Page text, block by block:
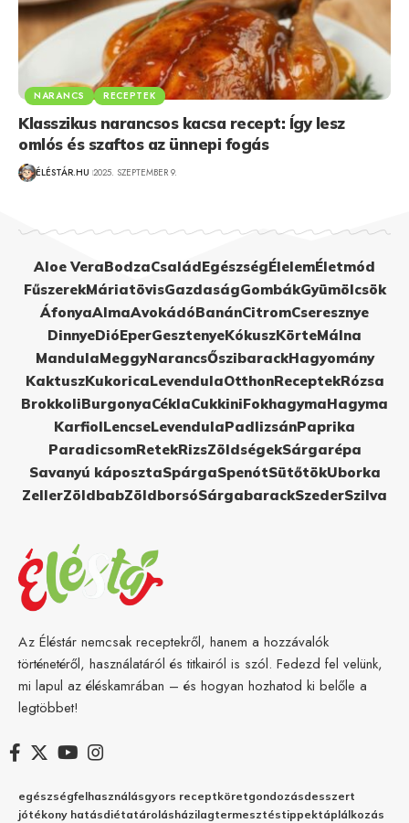
NARANCS RECEPTEK
Klasszikus narancsos kacsa recept: Így lesz
omlós és szaftos az ünnepi fogás
ÉLÉSTÁR.HU 2025. SZEPTEMBER 9.
Aloe VeraBodzaCsaládEgészségÉlelemÉletmód
FűszerekMáriatövisGazdaságGombákGyümölcsök
ÁfonyaAlmaAvokádóBanánCitromCseresznye
DinnyeDióEperGesztenyeKókuszKörteMálna
MandulaMeggyNarancsŐszibarackHagyomány
KaktuszKukoricaLevendulaOtthonReceptekRózsa
BrokkoliBurgonyaCéklaCukkiniFokhagymaHagyma
KarfiolLencseLevendulaPadlizsánPaprika
ParadicsomRetekRizsZöldségekSárgarépa
Savanyú káposztaSpárgaSpenótSütőtökUborka
ZellerZöldbabZöldborsóSárgabarackSzederSzilva
Az Éléstár nemcsak receptekről, hanem a hozzávalók
történetéről, használatáról és titkairól is szól. Fedezd fel velünk,
mi lapul az éléskamrában – és hogyan hozhatod ki belőle a
legtöbbet!
egészségfelhasználásgyors receptköretgondozásdesszert
jótékony hatásdiétatárolásházilagtermesztéstippektáplálkozás